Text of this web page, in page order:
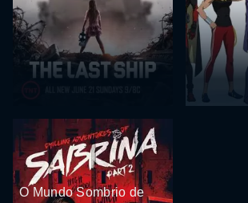
O Mundo Sombrio de